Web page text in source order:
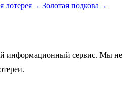
→ Золотая подкова →
информационный сервис. Мы не